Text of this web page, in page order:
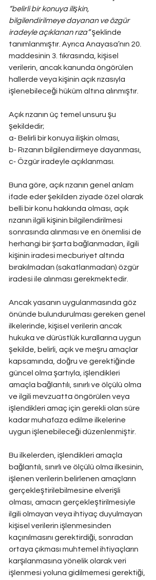
“belirli bir konuya ilişkin,
bilgilendirilmeye dayanan ve özgür
iradeyle açıklanan rıza” şeklinde
tanımlanmıştır. Ayrıca Anayasa’nın 20.
maddesinin 3. fıkrasında, kişisel
verilerin, ancak kanunda öngörülen
hallerde veya kişinin açık rızasıyla
işlenebileceği hüküm altına alınmıştır.
Açık rızanın üç temel unsuru şu
şekildedir;
a- Belirli bir konuya ilişkin olması,
b- Rızanın bilgilendirmeye dayanması,
c- Özgür iradeyle açıklanması.
Buna göre, açık rızanın genel anlam
ifade eder şekilden ziyade özel olarak
belli bir konu hakkında olması, açık
rızanın ilgili kişinin bilgilendirilmesi
sonrasında alınması ve en önemlisi de
herhangi bir şarta bağlanmadan, ilgili
kişinin iradesi mecburiyet altında
bırakılmadan (sakatlanmadan) özgür
iradesi ile alınması gerekmektedir.
Ancak yasanın uygulanmasında göz
önünde bulundurulması gereken genel
ilkelerinde, kişisel verilerin ancak
hukuka ve dürüstlük kurallarına uygun
şekilde, belirli, açık ve meşru amaçlar
kapsamında, doğru ve gerektiğinde
güncel olma şartıyla, işlendikleri
amaçla bağlantılı, sınırlı ve ölçülü olma
ve ilgili mevzuatta öngörülen veya
işlendikleri amaç için gerekli olan süre
kadar muhafaza edilme ilkelerine
uygun işlenebileceği düzenlenmiştir.
Bu ilkelerden, işlendikleri amaçla
bağlantılı, sınırlı ve ölçülü olma ilkesinin,
işlenen verilerin belirlenen amaçların
gerçekleştirilebilmesine elverişli
olması, amacın gerçekleştirilmesiyle
ilgili olmayan veya ihtiyaç duyulmayan
kişisel verilerin işlenmesinden
kaçınılmasını gerektirdiği, sonradan
ortaya çıkması muhtemel ihtiyaçların
karşılanmasına yönelik olarak veri
işlenmesi yoluna gidilmemesi gerektiği,